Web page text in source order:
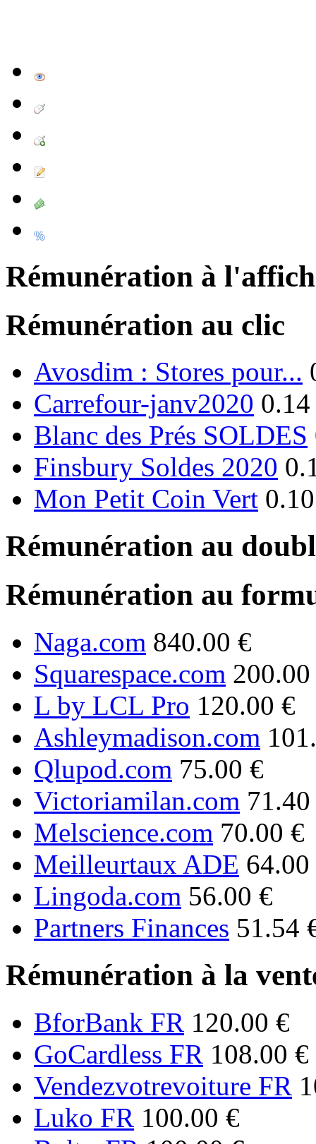
Rémunération à
Rémunération au clic
Avosdim : Stores pour...
Carrefour-janv2020
Blanc des Prés SOLDES
Finsbury Soldes 2020
Mon Petit Coin Vert
Rémunération au
Rémunération au
Naga.com 840.00 €
Squarespace.com
L by LCL Pro 120.00 €
Ashleymadison.com
Qlupod.com 75.00 €
Victoriamilan.com
Melscience.com 70.00 €
Meilleurtaux ADE 64.00
Lingoda.com 56.00 €
Partners Finances 51.54
Rémunération à la
BforBank FR 120.00 €
GoCardless FR 108.00 €
Vendezvotrevoiture FR
Luko FR 100.00 €